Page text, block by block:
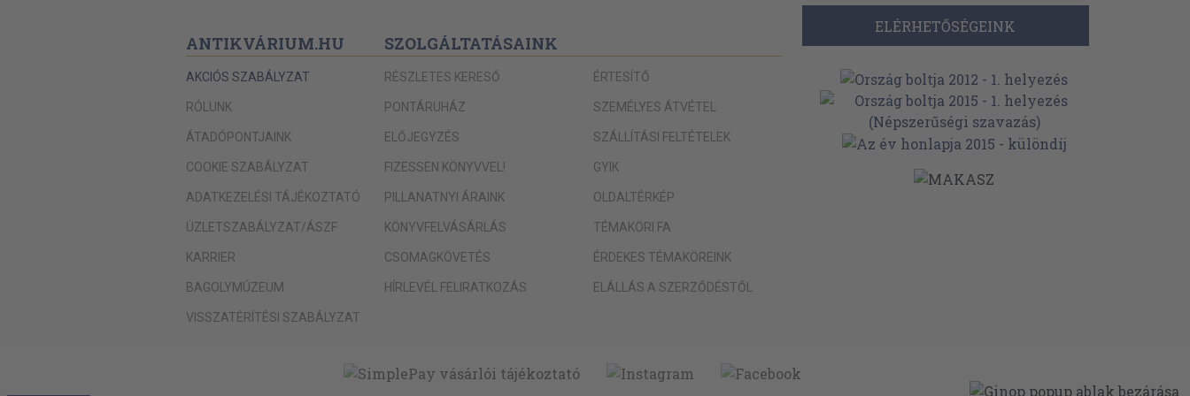
Konzerváló-szerek
Rövidhullámú sugarak
Tejtermékek
Műtejek
Vaj-aróma
Tejszínhab
ANTIKVÁRIUM.HU
AKCIÓS SZABÁLYZAT
RÓLUNK
ÁTADÓPONTJAINK
COOKIE SZABÁLYZAT
ADATKEZELÉSI TÁJÉKOZTATÓ
ÜZLETSZABÁLYZAT/ÁSZF
KARRIER
BAGOLYMÚZEUM
VISSZATÉRÍTÉSI SZABÁLYZAT
SZOLGÁLTATÁSAINK
RÉSZLETES KERESŐ
PONTÁRUHÁZ
ELŐJEGYZÉS
FIZESSEN KÖNYVVEL!
PILLANATNYI ÁRAINK
KÖNYVFELVÁSÁRLÁS
CSOMAGKÖVETÉS
HÍRLEVÉL FELIRATKOZÁS
ÉRTESÍTŐ
SZEMÉLYES ÁTVÉTEL
SZÁLLÍTÁSI FELTÉTELEK
GYIK
OLDALTÉRKÉP
TÉMAKÖRI FA
ÉRDEKES TÉMAKÖREINK
ELÁLLÁS A SZERZŐDÉSTŐL
ELÉRHETŐSÉGEINK